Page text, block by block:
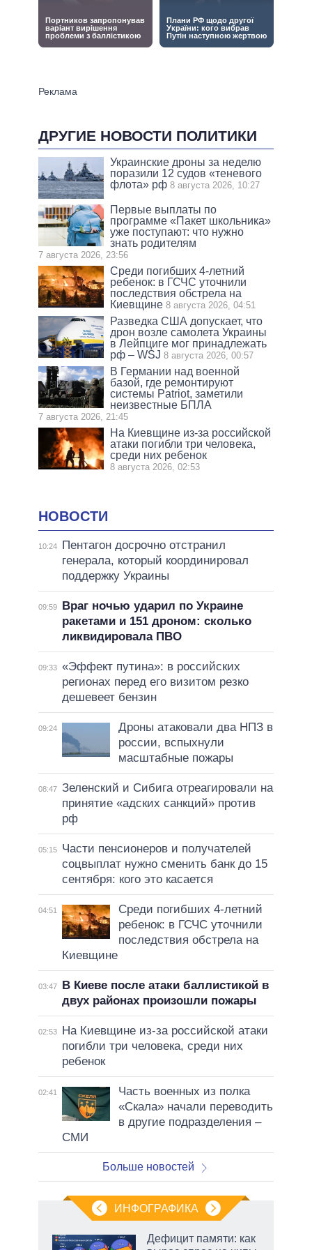
ДРУГИЕ НОВОСТИ ПОЛИТИКИ
Украинские дроны за неделю
поразили 12 судов «теневого
флота» рф 8 августа 2026, 10:27
Первые выплаты по
программе «Пакет школьника»
уже поступают: что нужно
знать родителям
7 августа 2026, 23:56
Среди погибших 4-летний
ребенок: в ГСЧС уточнили
последствия обстрела на
Киевщине 8 августа 2026, 04:51
Разведка США допускает, что
дрон возле самолета Украины
в Лейпциге мог принадлежать
рф – WSJ 8 августа 2026, 00:57
В Германии над военной
базой, где ремонтируют
системы Patriot, заметили
неизвестные БПЛА
7 августа 2026, 21:45
На Киевщине из-за российской
атаки погибли три человека,
среди них ребенок
8 августа 2026, 02:53
НОВОСТИ
10:24
Пентагон досрочно отстранил
генерала, который координировал
поддержку Украины
09:59
Враг ночью ударил по Украине
ракетами и 151 дроном: сколько
ликвидировала ПВО
09:33 «Эффект путина»: в российских
регионах перед его визитом резко
дешевеет бензин
09:24
Дроны атаковали два НПЗ в
россии, вспыхнули
масштабные пожары
08:47 Зеленский и Сибига отреагировали на
принятие «адских санкций» против
рф
05:15
Части пенсионеров и получателей
соцвыплат нужно сменить банк до 15
сентября: кого это касается
04:51
Среди погибших 4-летний
ребенок: в ГСЧС уточнили
последствия обстрела на
Киевщине
03:47
В Киеве после атаки баллистикой в
двух районах произошли пожары
02:53
На Киевщине из-за российской атаки
погибли три человека, среди них
ребенок
02:41
Часть военных из полка
«Скала» начали переводить
в другие подразделения –
СМИ
Больше новостей
ИНФОГРАФИКА
Дефицит памяти: как